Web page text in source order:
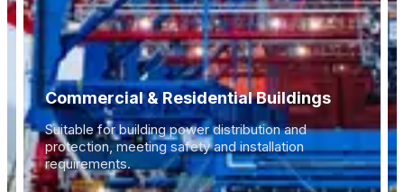
Commercial & Residential Buildings
Suitable for building power distribution and
protection, meeting safety and installation
requirements.